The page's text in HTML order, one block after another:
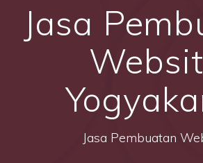
Jasa
Jasa Pembuatan